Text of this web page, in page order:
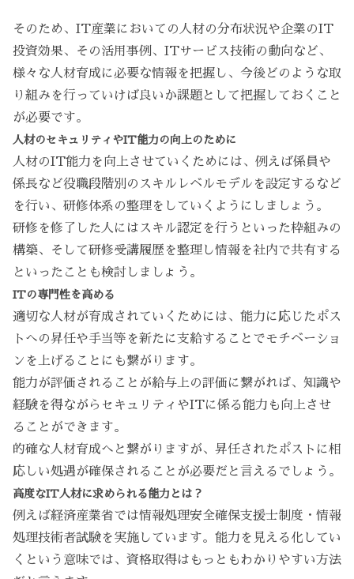
そのため、IT産業においての人材の分布状況や企業のIT
投資効果、その活用事例、ITサービス技術の動向など、
様々な人材育成に必要な情報を把握し、今後どのような取
り組みを行っていけば良いか課題として把握しておくこと
が必要です。
人材のセキュリティやIT能力の向上のために
人材のIT能力を向上させていくためには、例えば係員や
係長など役職段階別のスキルレベルモデルを設定するなど
を行い、研修体系の整理をしていくようにしましょう。
研修を修了した人にはスキル認定を行うといった枠組みの
構築、そして研修受講履歴を整理し情報を社内で共有する
といったことも検討しましょう。
ITの専門性を高める
適切な人材が育成されていくためには、能力に応じたポス
トへの昇任や手当等を新たに支給することでモチベーショ
ンを上げることにも繋がります。
能力が評価されることが給与上の評価に繋がれば、知識や
経験を得ながらセキュリティやITに係る能力も向上させ
ることができます。
的確な人材育成へと繋がりますが、昇任されたポストに相
応しい処遇が確保されることが必要だと言えるでしょう。
高度なIT人材に求められる能力とは？
例えば経済産業省では情報処理安全確保支援士制度・情報
処理技術者試験を実施しています。能力を見える化してい
くという意味では、資格取得はもっともわかりやすい方法